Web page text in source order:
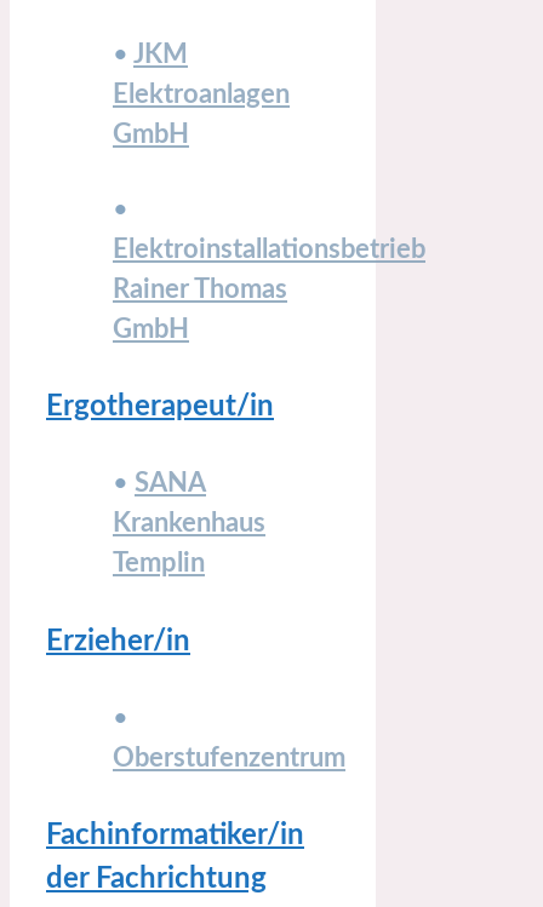
• JKM
Elektroanlagen
GmbH
•
Elektroinstallationsbetrieb
Rainer Thomas
GmbH
Ergotherapeut/in
• SANA
Krankenhaus
Templin
Erzieher/in
•
Oberstufenzentrum
Fachinformatiker/in
der Fachrichtung